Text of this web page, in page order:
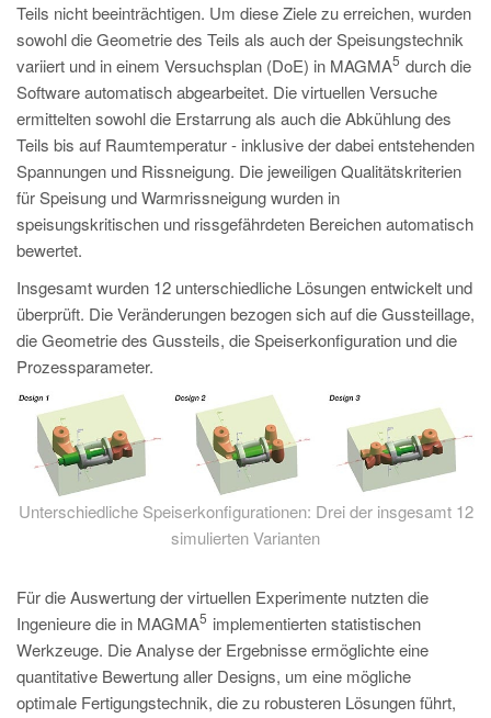
Teils nicht beeinträchtigen. Um diese Ziele zu erreichen, wurden
sowohl die Geometrie des Teils als auch der Speisungstechnik
variiert und in einem Versuchsplan (DoE) in MAGMA
5 durch die
Software automatisch abgearbeitet. Die virtuellen Versuche
ermittelten sowohl die Erstarrung als auch die Abkühlung des
Teils bis auf Raumtemperatur - inklusive der dabei entstehenden
Spannungen und Rissneigung. Die jeweiligen Qualitätskriterien
für Speisung und Warmrissneigung wurden in
speisungskritischen und rissgefährdeten Bereichen automatisch
bewertet.
Insgesamt wurden 12 unterschiedliche Lösungen entwickelt und
überprüft. Die Veränderungen bezogen sich auf die Gussteillage,
die Geometrie des Gussteils, die Speiserkonfiguration und die
Prozessparameter.
Unterschiedliche Speiserkonfigurationen: Drei der insgesamt 12
simulierten Varianten
Für die Auswertung der virtuellen Experimente nutzten die
Ingenieure die in MAGMA
5 implementierten statistischen
Werkzeuge. Die Analyse der Ergebnisse ermöglichte eine
quantitative Bewertung aller Designs, um eine mögliche
optimale Fertigungstechnik, die zu robusteren Lösungen führt,